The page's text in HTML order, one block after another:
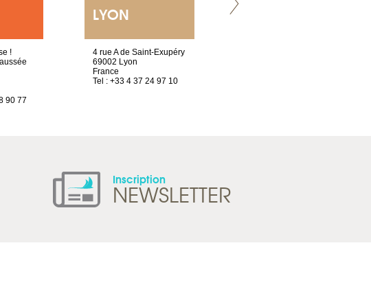
!
90 77
LYON
4 rue A de Saint-Exupéry
69002 Lyon
France
Tel : +33 4 37 24 97 10
Inscription
NEWSLETTER